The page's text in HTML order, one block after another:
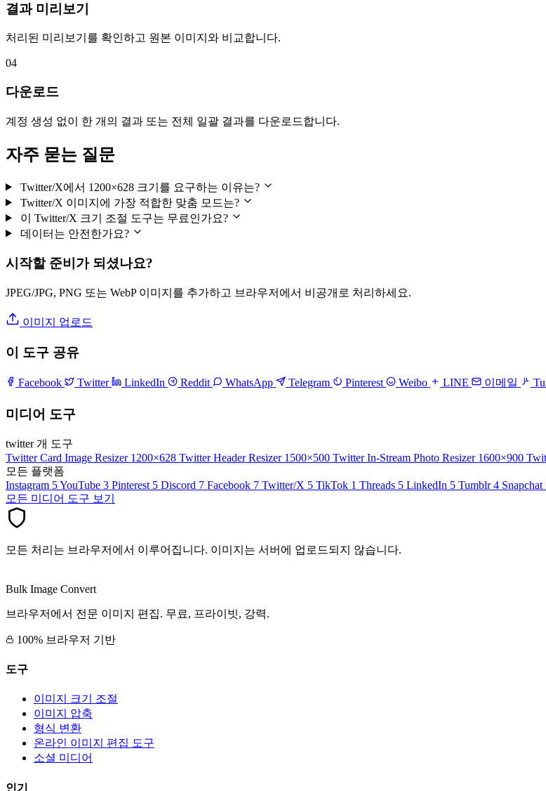
결과 미리보기
처리된 미리보기를 확인하고 원본 이미지와 비교합니다.
04
다운로드
계정 생성 없이 한 개의 결과 또는 전체 일괄 결과를 다운로드합니다.
자주 묻는 질문
Twitter/X에서 1200×628 크기를 요구하는 이유는?
Twitter/X 이미지에 가장 적합한 맞춤 모드는?
이 Twitter/X 크기 조절 도구는 무료인가요?
데이터는 안전한가요?
시작할 준비가 되셨나요?
JPEG/JPG, PNG 또는 WebP 이미지를 추가하고 브라우저에서 비공개로 처리하세요.
이미지 업로드
이 도구 공유
Facebook Twitter LinkedIn Reddit WhatsApp Telegram Pinterest Weibo LINE 이메일
미디어 도구
twitter 개 도구
Twitter Card Image Resizer 1200×628 Twitter Header Resizer 1500×500 Twitter In-Stream Photo Resizer 1600×900
모든 플랫폼
Instagram 5YouTube 3 Pinterest 5 Discord 7 Facebook 7 Twitter/X 5 TikTok 1 Threads 5 LinkedIn 5 Tumblr 4 Snapchat
모든 미디어 도구 보기
모든 처리는 브라우저에서 이루어집니다. 이미지는 서버에 업로드되지 않습니다.
Bulk Image Convert
브라우저에서 전문 이미지 편집. 무료, 프라이빗, 강력.
100% 브라우저 기반
도구
이미지 크기 조절
이미지 압축
형식 변환
온라인 이미지 편집 도구
소셜 미디어
인기